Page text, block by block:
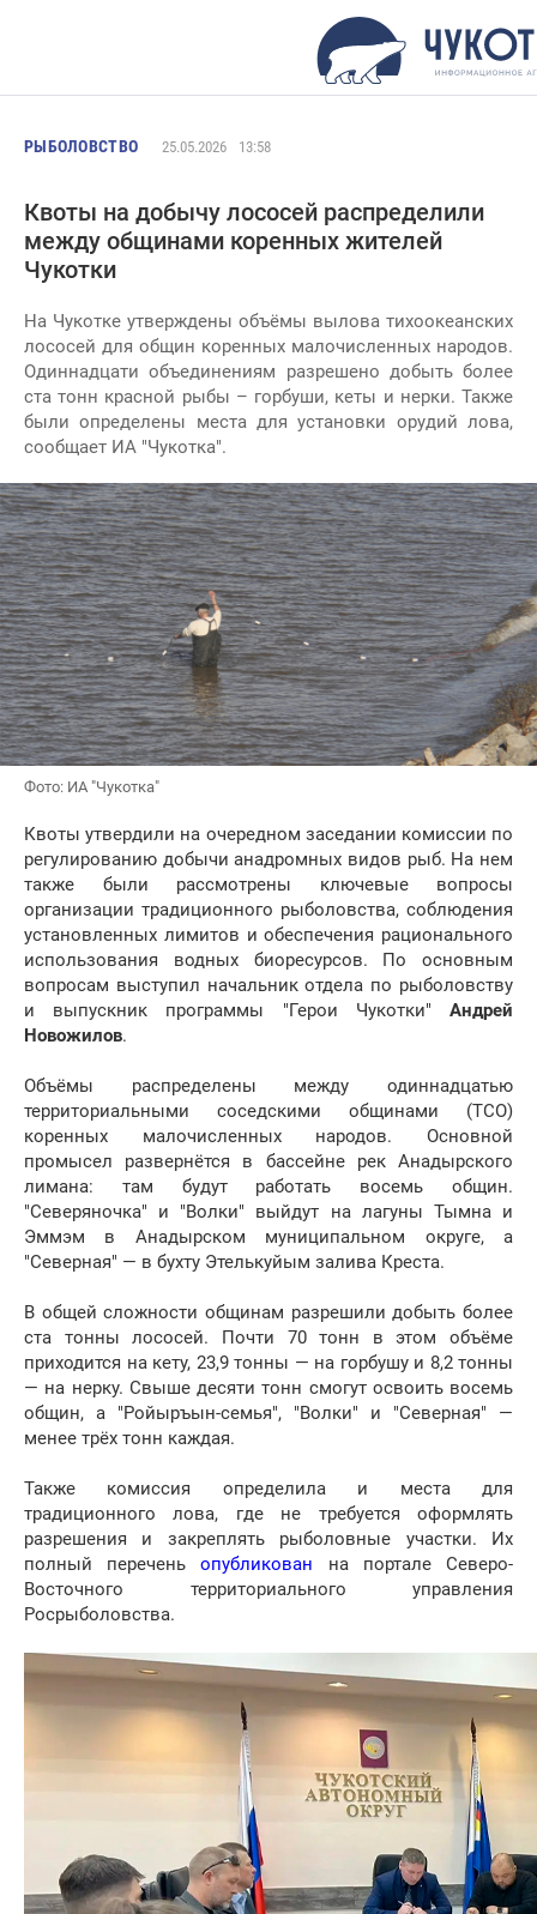
РЫБОЛОВСТВО 25.05.2026 13:58
Квоты на добычу лососей распределили
между общинами коренных жителей
Чукотки
На Чукотке утверждены объёмы вылова тихоокеанских
лососей для общин коренных малочисленных народов.
Одиннадцати объединениям разрешено добыть более
ста тонн красной рыбы – горбуши, кеты и нерки. Также
были определены места для установки орудий лова,
сообщает ИА "Чукотка".
Фото: ИА "Чукотка"
Квоты утвердили на очередном заседании комиссии по
регулированию добычи анадромных видов рыб. На нем
также были рассмотрены ключевые вопросы
организации традиционного рыболовства, соблюдения
установленных лимитов и обеспечения рационального
использования водных биоресурсов. По основным
вопросам выступил начальник отдела по рыболовству
и выпускник программы "Герои Чукотки" Андрей
Новожилов.
Объёмы распределены между одиннадцатью
территориальными соседскими общинами (ТСО)
коренных малочисленных народов. Основной
промысел развернётся в бассейне рек Анадырского
лимана: там будут работать восемь общин.
"Северяночка" и "Волки" выйдут на лагуны Тымна и
Эммэм в Анадырском муниципальном округе, а
"Северная" — в бухту Этелькуйым залива Креста.
В общей сложности общинам разрешили добыть более
ста тонны лососей. Почти 70 тонн в этом объёме
приходится на кету, 23,9 тонны — на горбушу и 8,2 тонны
— на нерку. Свыше десяти тонн смогут освоить восемь
общин, а "Ройыръын-семья", "Волки" и "Северная" —
менее трёх тонн каждая.
Также комиссия определила и места для
традиционного лова, где не требуется оформлять
разрешения и закреплять рыболовные участки. Их
полный переченьопубликован на портале Северо-
Восточного территориального управления
Росрыболовства.